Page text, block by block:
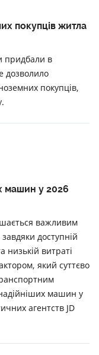
покупців житла
придбали в
дозволило
покупців,
машин у 2026
важливим
доступній
низькій витраті
який суттєво
машин у
агентств JD